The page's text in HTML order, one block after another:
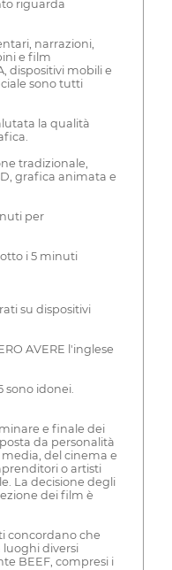
riguarda
narrazioni,
e film
dispositivi mobili e
sono tutti
la qualità
tradizionale,
grafica animata e
per
i 5 minuti
su dispositivi
AVERE l'inglese
sono idonei.
e finale dei
da personalità
del cinema e
o artisti
La decisione degli
dei film è
concordano che
luoghi diversi
BEEF, compresi i